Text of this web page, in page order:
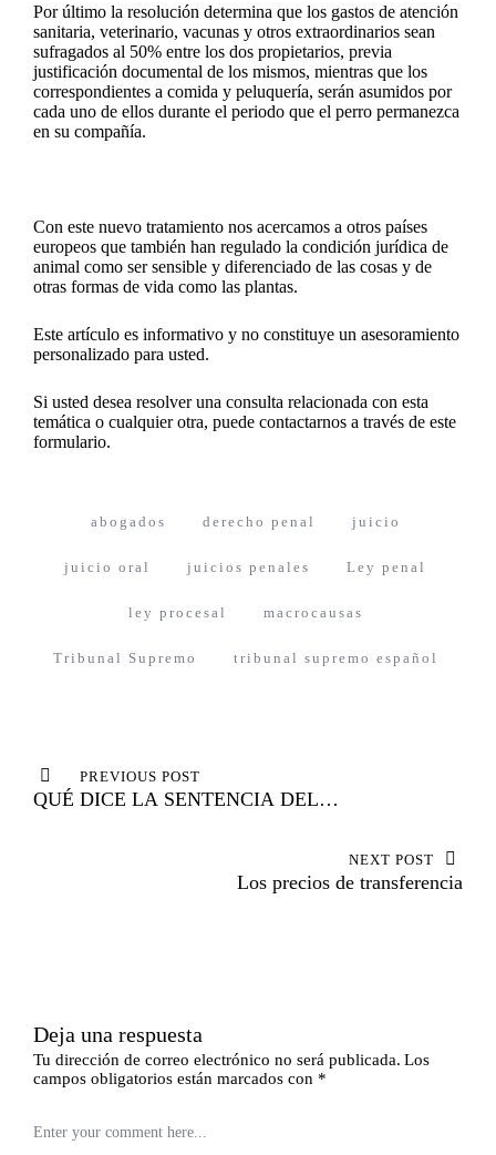
Por último la resolución determina que los gastos de atención
sanitaria, veterinario, vacunas y otros extraordinarios sean
sufragados al 50% entre los dos propietarios, previa
justificación documental de los mismos, mientras que los
correspondientes a comida y peluquería, serán asumidos por
cada uno de ellos durante el periodo que el perro permanezca
en su compañía.
Con este nuevo tratamiento nos acercamos a otros países
europeos que también han regulado la condición jurídica de
animal como ser sensible y diferenciado de las cosas y de
otras formas de vida como las plantas.
Este artículo es informativo y no constituye un asesoramiento
personalizado para usted.
Si usted desea resolver una consulta relacionada con esta
temática o cualquier otra, puede contactarnos a través de este
formulario.
abogados derecho penal juicio
juicio oral juicios penales Ley penal
ley procesal macrocausas
Tribunal Supremo tribunal supremo español
de
entradas
PREVIOUS POST
QUÉ DICE LA SENTENCIA DEL
NEXT POST
Los precios de transferencia
Deja una respuesta
Tu dirección de correo electrónico no será publicada. Los
campos obligatorios están marcados con *